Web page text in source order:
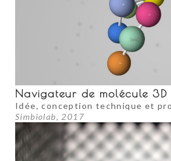
Navigateur de molécule 3D
Idée, conception technique et
Simbiolab, 2017